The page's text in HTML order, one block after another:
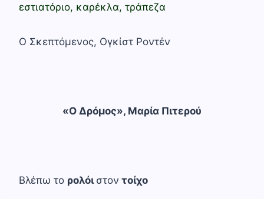
εστιατόριο, καρέκλα, τράπεζα
Ο Σκεπτόµενος, Ογκίστ Ροντέν
«Ο Δρόμος», Μαρία Πιτερού
Βλέπω το ρολόι στον τοίχο